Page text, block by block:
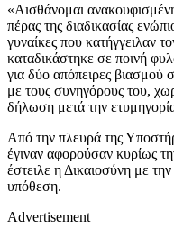
«Αισθάνομαι
πέρας της διαδικασίας
γυναίκες που κατήγγειλαν
καταδικάστηκε σε ποινή
για δύο απόπειρες βιασμού
με τους συνηγόρους του,
δήλωση μετά την
Από την πλευρά της
έγιναν αφορούσαν κυρίως
έστειλε η Δικαιοσύνη με
υπόθεση.
Advertisement